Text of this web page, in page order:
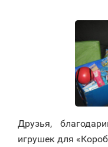
Друзья,
игрушек для